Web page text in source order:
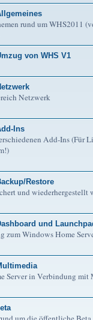
rund um WHS2011
von WHS V1
Netzwerk
Ins
Add-Ins (Für
Restore
und wiederhergestellt
und
zum Windows Home
Server in Verbindung mit